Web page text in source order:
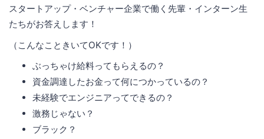
スタートアップ・ベンチャー企業で働く先輩・インターン⽣
たちがお答えします！
（こんなこときいてOKです！）
ぶっちゃけ給料ってもらえるの？
資⾦調達したお⾦って何につかっているの？
未経験でエンジニアってできるの？
激務じゃない？
ブラック？